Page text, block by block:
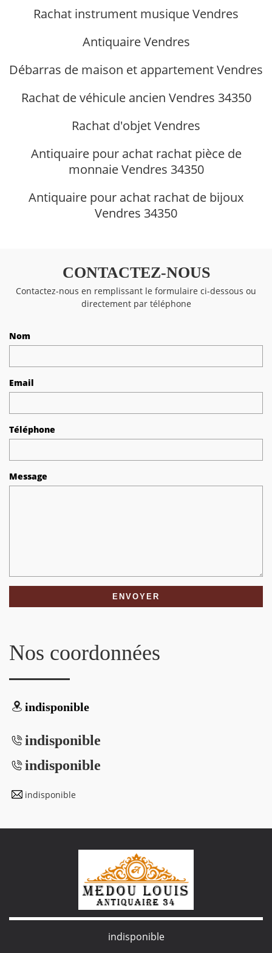
Rachat instrument musique Vendres
Antiquaire Vendres
Débarras de maison et appartement Vendres
Rachat de véhicule ancien Vendres 34350
Rachat d'objet Vendres
Antiquaire pour achat rachat pièce de
monnaie Vendres 34350
Antiquaire pour achat rachat de bijoux
Vendres 34350
CONTACTEZ-NOUS
Contactez-nous en remplissant le formulaire ci-dessous ou
directement par téléphone
Nom
Email
Téléphone
Message
Nos coordonnées
indisponible
indisponible
indisponible
indisponible
indisponible